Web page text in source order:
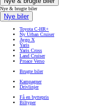
Nye & brugte biler
Nye biler
Toyota C-HR+
Ny Urban Cruiser
Aygo X
Yaris
Yaris Cross
Land Cruiser
Proace Verso
Brugte biler
Kampagner
Drivlinjer
Få en byttepris
Biltyper